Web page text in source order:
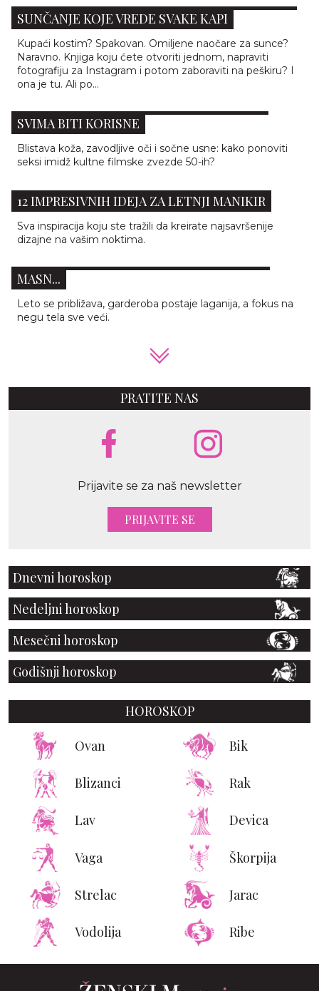
SUNČANJE KOJE VREDE SVAKE KAPI
Kupaći kostim? Spakovan. Omiljene naočare za sunce?
Naravno. Knjiga koju ćete otvoriti jednom, napraviti
fotografiju za Instagram i potom zaboraviti na peškiru? I
ona je tu. Ali po...
SVIMA BITI KORISNE
Blistava koža, zavodljive oči i sočne usne: kako ponoviti
seksi imidž kultne filmske zvezde 50-ih?
12 IMPRESIVNIH IDEJA ZA LETNJI MANIKIR
Sva inspiracija koju ste tražili da kreirate najsavršenije
dizajne na vašim noktima.
PROJEKAT RAVNOG STOMAKA: 5 KREMA ZA
MASN...
Leto se približava, garderoba postaje laganija, a fokus na
negu tela sve veći.
PRATITE NAS
Prijavite se za naš newsletter
PRIJAVITE SE
Dnevni horoskop
Nedeljni horoskop
Mesečni horoskop
Godišnji horoskop
HOROSKOP
Ovan Bik
Blizanci Rak
Lav Devica
Vaga Škorpija
Strelac Jarac
Vodolija Ribe